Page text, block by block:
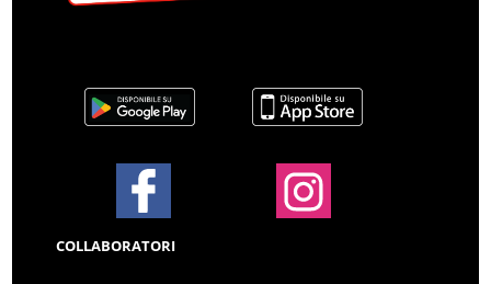
COLLABORATORI